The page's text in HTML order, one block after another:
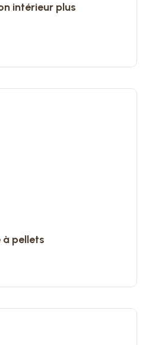
intérieur plus
à pellets